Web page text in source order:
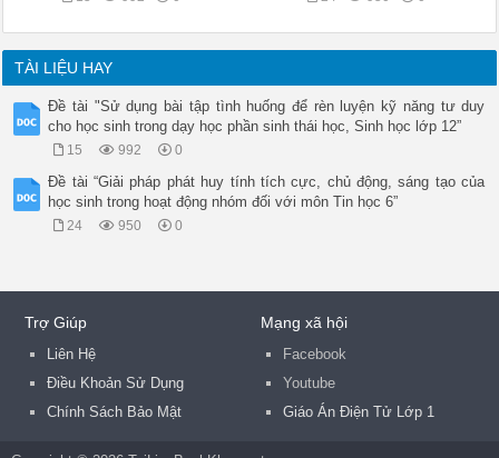
TÀI LIỆU HAY
Đề tài "Sử dụng bài tập tình huống để rèn luyện kỹ năng tư duy
cho học sinh trong dạy học phần sinh thái học, Sinh học lớp 12”
15 992 0
Đề tài “Giải pháp phát huy tính tích cực, chủ động, sáng tạo của
học sinh trong hoạt động nhóm đối với môn Tin học 6”
24 950 0
Trợ Giúp
Liên Hệ
Điều Khoản Sử Dụng
Chính Sách Bảo Mật
Mạng xã hội
Facebook
Youtube
Giáo Án Điện Tử Lớp 1